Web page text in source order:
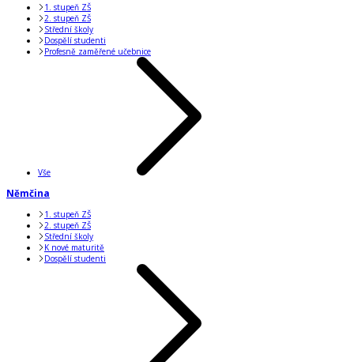
1. stupeň ZŠ
2. stupeň ZŠ
Střední školy
Dospělí studenti
Profesně zaměřené učebnice
Vše
Němčina
1. stupeň ZŠ
2. stupeň ZŠ
Střední školy
K nové maturitě
Dospělí studenti